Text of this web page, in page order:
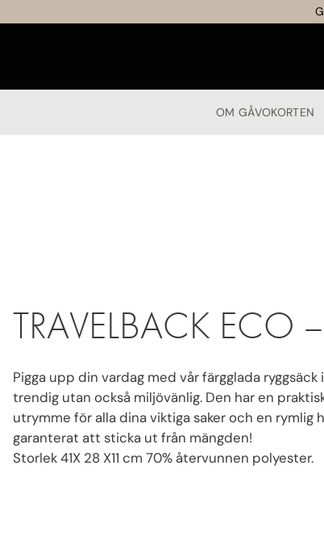
OM GÅVOKORTEN
TRAVELBACK ECO
Pigga upp din vardag med vår färgglada
trendig utan också miljövänlig. Den har en
utrymme för alla dina viktiga saker och en
garanterat att sticka ut från mängden!
Storlek 41X 28 X11 cm 70% återvunnen polyester.